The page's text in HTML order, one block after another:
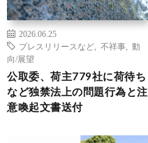
2026.06.25
プレスリリースなど
不祥事
動
向/展望
公取委、荷主779社に荷待ち
など独禁法上の問題行為と注
意喚起文書送付